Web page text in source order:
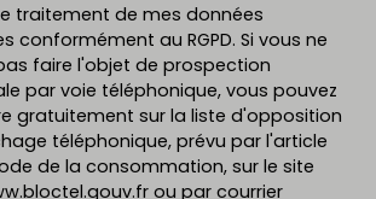
traitement de mes données
conformément au RGPD. Si vous ne
faire l'objet de prospection
par voie téléphonique, vous pouvez
gratuitement sur la liste d'opposition
téléphonique, prévu par l'article
de la consommation, sur le site
ou par courrier